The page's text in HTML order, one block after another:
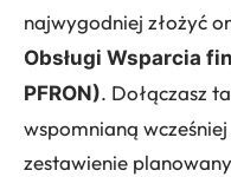
najwygodniej złożyć
Obsługi Wsparcia
PFRON). Dołączasz
wspomnianą
zestawienie